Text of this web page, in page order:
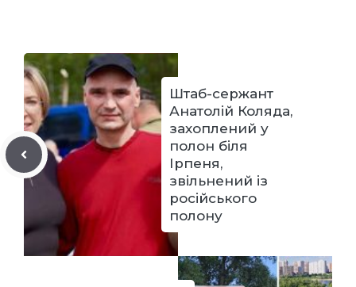
Штаб-сержант
Анатолій Коляда,
захоплений у
полон біля
Ірпеня,
звільнений із
російського
полону